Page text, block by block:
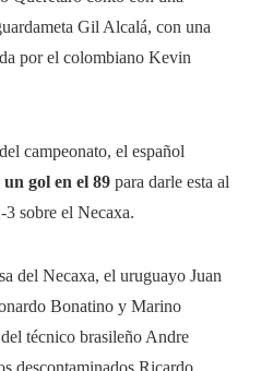
Gil Alcalá, con una
por el colombiano Kevin
campeonato, el español
gol en el 89 para darle esta al
sobre el Necaxa.
del Necaxa, el uruguayo Juan
Bonatino y Marino
técnico brasileño Andre
descontaminados Ricardo